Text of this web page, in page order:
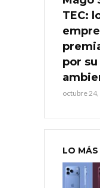
TEC:
por
octubre
LO